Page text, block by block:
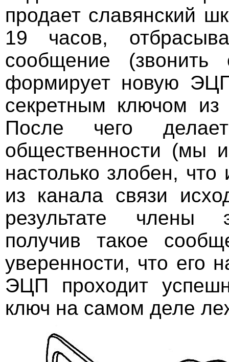
продает славянский
19 часов,
сообщение
формирует новую
секретным ключом
После чего
общественности (мы
настолько злобен,
из канала связи
результате члены
получив такое
уверенности, что его
ЭЦП проходит
ключ на самом деле